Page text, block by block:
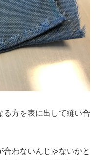
る方を表に出して縫い合
合わないんじゃないかと